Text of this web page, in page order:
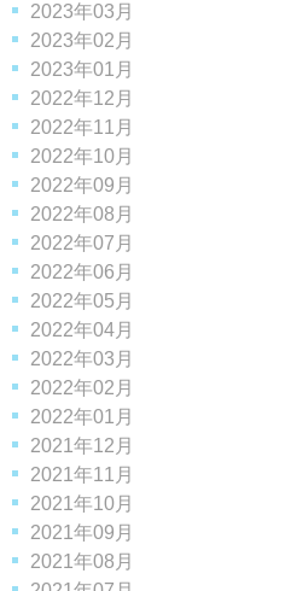
2023年03月
2023年02月
2023年01月
2022年12月
2022年11月
2022年10月
2022年09月
2022年08月
2022年07月
2022年06月
2022年05月
2022年04月
2022年03月
2022年02月
2022年01月
2021年12月
2021年11月
2021年10月
2021年09月
2021年08月